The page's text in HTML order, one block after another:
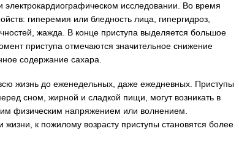
исследовании. Во время
гиперемия или бледность лица, гипергидроз,
жажда. В конце приступа выделяется большое
приступа отмечаются значительное снижение
содержание сахара.
жизнь до еженедельных, даже ежедневных. Приступы
сном, жирной и сладкой пищи, могут возникать в
физическим напряжением или волнением.
к пожилому возрасту приступы становятся более